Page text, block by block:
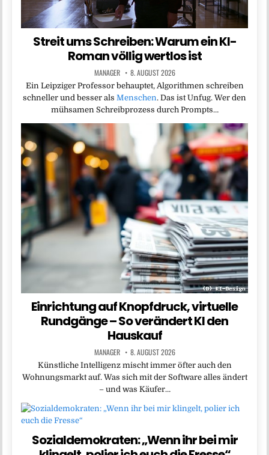
Streit ums Schreiben: Warum ein KI-
Roman völlig wertlos ist
MANAGER 8. AUGUST 2026
Ein Leipziger Professor behauptet, Algorithmen schreiben
schneller und besser als Menschen. Das ist Unfug. Wer den
mühsamen Schreibprozess durch Prompts…
Einrichtung auf Knopfdruck, virtuelle
Rundgänge – So verändert KI den
Hauskauf
MANAGER 8. AUGUST 2026
Künstliche Intelligenz mischt immer öfter auch den
Wohnungsmarkt auf. Was sich mit der Software alles ändert
– und was Käufer…
Sozialdemokraten: „Wenn ihr bei mir